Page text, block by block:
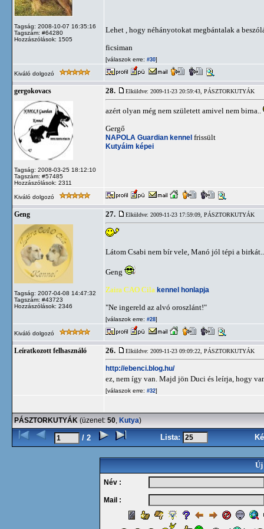
Tagság: 2008-10-07 16:35:16
Tagszám: #64280
Hozzászólások: 1505
Lehet , hogy néhányotokat megbántalak a
ficsiman
[válaszok erre: #30]
Kiváló dolgozó
gergokovacs
Tagság: 2008-03-25 18:12:10
Tagszám: #57485
Hozzászólások: 2311
28. Elküldve: 2009-11-23 20:59:43, PÁSZTORKUTYÁK
azért olyan még nem született amivel nem birna..
Gergő
NAPOLA Guardian kennel frissült
Kutyáim képei
Kiváló dolgozó
Geng
Tagság: 2007-04-08 14:47:32
Tagszám: #43723
Hozzászólások: 2346
27. Elküldve: 2009-11-23 17:59:09, PÁSZTORKUTYÁK
Látom Csabi nem bír vele, Manó jól tépi a
Geng
Zaira CAO Cila kennel honlapja
"Ne ingereld az alvó oroszlánt!"
[válaszok erre: #28]
Kiváló dolgozó
Leíratkozott felhasználó 26. Elküldve: 2009-11-23 09:09:22, PÁSZTORKUTYÁK
http://ebenci.blog.hu/
ez, nem így van. Majd jön Duci és leírja, hogy
[válaszok erre: #32]
PÁSZTORKUTYÁK (üzenet: 50, Kutya)
/ 2 Lista:
Új
Név :
Mail :